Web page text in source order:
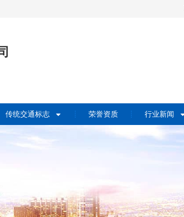
传统交通标志 荣誉资质 行业新闻